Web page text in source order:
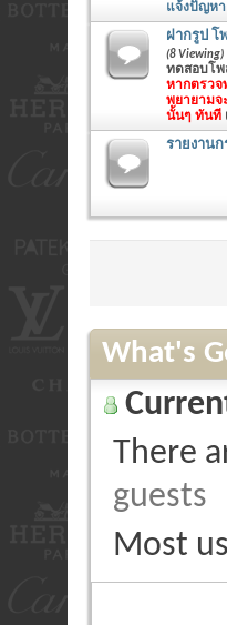
แจ้งปัญหา
ฝากรูป โ
(8 Viewing)
ทดสอบโพ
หากตรวจ
พยายามจ
นั้นๆ ทันที
รายงาน
What's
There
guests
Most